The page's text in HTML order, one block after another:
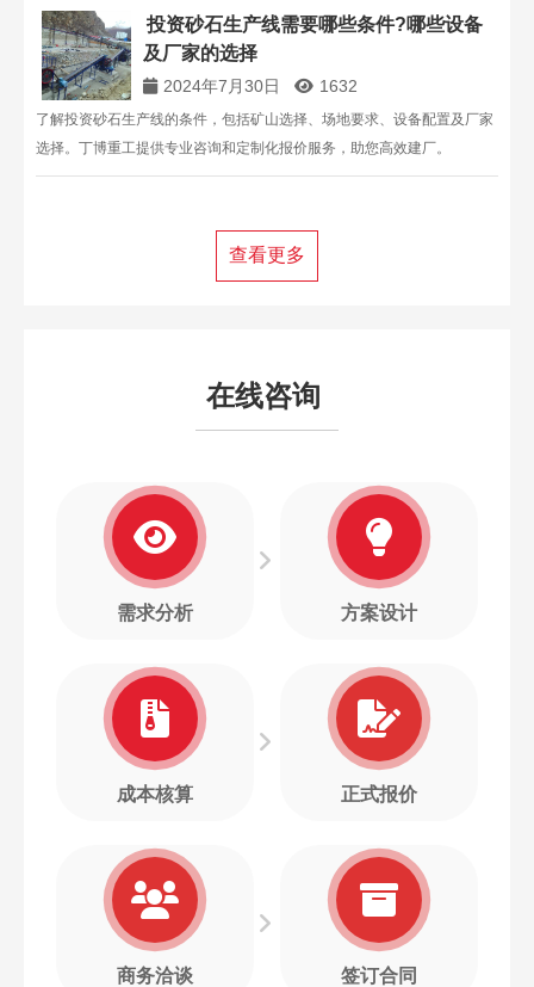
投资砂石生产线需要哪些条件?哪些设备
及厂家的选择
2024年7月30日 1632
了解投资砂石生产线的条件，包括矿山选择、场地要求、设备配置及厂家
选择。丁博重工提供专业咨询和定制化报价服务，助您高效建厂。
查看更多
在线咨询
需求分析 方案设计
成本核算 正式报价
商务洽谈 签订合同